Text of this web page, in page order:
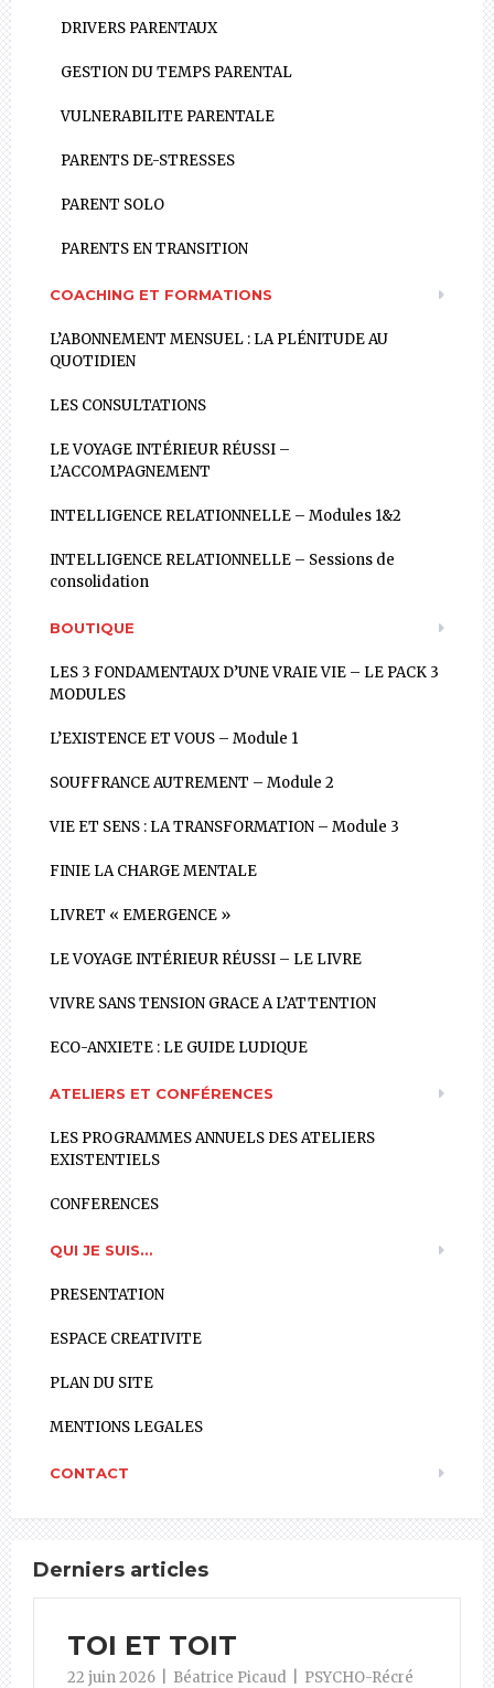
DRIVERS PARENTAUX
GESTION DU TEMPS PARENTAL
VULNERABILITE PARENTALE
PARENTS DE-STRESSES
PARENT SOLO
PARENTS EN TRANSITION
COACHING ET FORMATIONS
L’ABONNEMENT MENSUEL : LA PLÉNITUDE AU
QUOTIDIEN
LES CONSULTATIONS
LE VOYAGE INTÉRIEUR RÉUSSI –
L’ACCOMPAGNEMENT
INTELLIGENCE RELATIONNELLE – Modules 1&2
INTELLIGENCE RELATIONNELLE – Sessions de
consolidation
BOUTIQUE
LES 3 FONDAMENTAUX D’UNE VRAIE VIE – LE PACK 3
MODULES
L’EXISTENCE ET VOUS – Module 1
SOUFFRANCE AUTREMENT – Module 2
VIE ET SENS : LA TRANSFORMATION – Module 3
FINIE LA CHARGE MENTALE
LIVRET « EMERGENCE »
LE VOYAGE INTÉRIEUR RÉUSSI – LE LIVRE
VIVRE SANS TENSION GRACE A L’ATTENTION
ECO-ANXIETE : LE GUIDE LUDIQUE
ATELIERS ET CONFÉRENCES
LES PROGRAMMES ANNUELS DES ATELIERS
EXISTENTIELS
CONFERENCES
QUI JE SUIS…
PRESENTATION
ESPACE CREATIVITE
PLAN DU SITE
MENTIONS LEGALES
CONTACT
Derniers articles
TOI ET TOIT
22 juin 2026 Béatrice Picaud PSYCHO-Récré